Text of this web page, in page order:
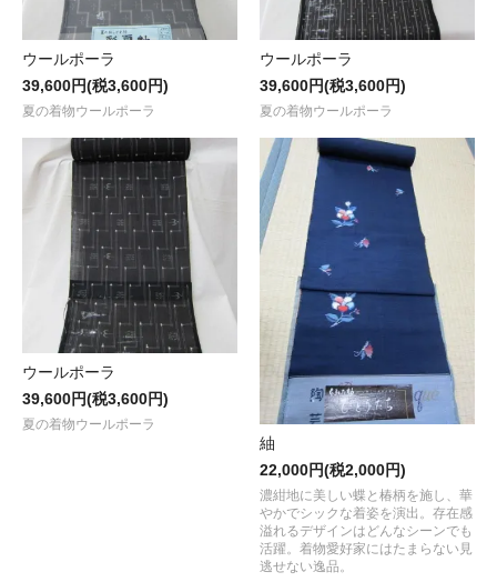
ウールポーラ
39,600円(税3,600円)
夏の着物ウールポーラ
ウールポーラ
39,600円(税3,600円)
夏の着物ウールポーラ
ウールポーラ
39,600円(税3,600円)
夏の着物ウールポーラ
紬
22,000円(税2,000円)
濃紺地に美しい蝶と椿柄を施し、華
やかでシックな着姿を演出。存在感
溢れるデザインはどんなシーンでも
活躍。着物愛好家にはたまらない見
逃せない逸品。